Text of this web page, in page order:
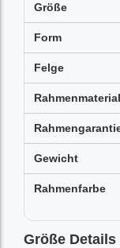
Größe
Form
Felge
Rahmenmaterial
Gewicht
Rahmenfarbe
Größe Details